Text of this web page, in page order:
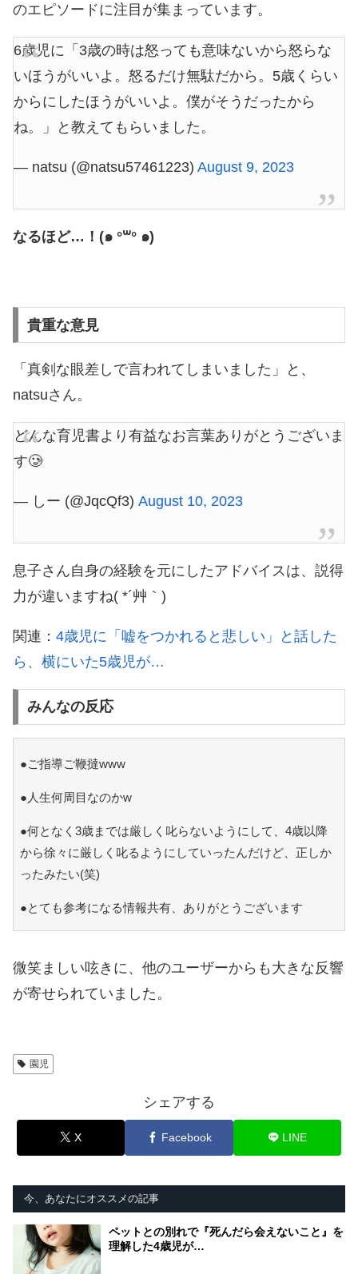
のエピソードに注目が集まっています。
6歳児に「3歳の時は怒っても意味ないから怒らな
いほうがいいよ。怒るだけ無駄だから。5歳くらい
からにしたほうがいいよ。僕がそうだったから
ね。」と教えてもらいました。
— natsu (@natsu57461223) August 9, 2023
なるほど…！(๑ °꒳° ๑)
貴重な意見
「真剣な眼差しで言われてしまいました」と、
natsuさん。
どんな育児書より有益なお言葉ありがとうございま
す🥲
— しー (@JqcQf3) August 10, 2023
息子さん自身の経験を元にしたアドバイスは、説得
力が違いますね( *´艸｀)
関連： 4歳児に「嘘をつかれると悲しい」と話した
ら、横にいた5歳児が…
みんなの反応
●ご指導ご鞭撻www
●人生何周目なのかw
●何となく3歳までは厳しく叱らないようにして、4歳以降
から徐々に厳しく叱るようにしていったんだけど、正しか
ったみたい(笑)
●とても参考になる情報共有、ありがとうございます
微笑ましい呟きに、他のユーザーからも大きな反響
が寄せられていました。
園児
シェアする
X Facebook LINE
今、あなたにオススメの記事
ペットとの別れで『死んだら会えないこと』を
理解した4歳児が…